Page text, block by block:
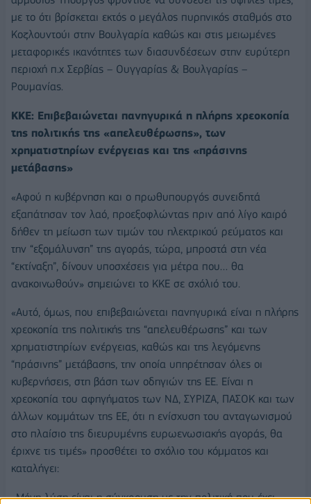
με το ότι βρίσκεται εκτός ο μεγάλος πυρηνικός σταθμός στο
Κοζλουντούι στην Βουλγαρία καθώς και στις μειωμένες
μεταφορικές ικανότητες των διασυνδέσεων στην ευρύτερη
περιοχή π.χ Σερβίας – Ουγγαρίας & Βουλγαρίας –
Ρουμανίας.
ΚΚΕ: Επιβεβαιώνεται πανηγυρικά η πλήρης χρεοκοπία
της πολιτικής της «απελευθέρωσης», των
χρηματιστηρίων ενέργειας και της «πράσινης
μετάβασης»
«Αφού η κυβέρνηση και ο πρωθυπουργός συνειδητά
εξαπάτησαν τον λαό, προεξοφλώντας πριν από λίγο καιρό
δήθεν τη μείωση των τιμών του ηλεκτρικού ρεύματος και
την “εξομάλυνση” της αγοράς, τώρα, μπροστά στη νέα
“εκτίναξη”, δίνουν υποσχέσεις για μέτρα που… θα
ανακοινωθούν» σημειώνει το ΚΚΕ σε σχόλιό του.
«Αυτό, όμως, που επιβεβαιώνεται πανηγυρικά είναι η πλήρης
χρεοκοπία της πολιτικής της “απελευθέρωσης” και των
χρηματιστηρίων ενέργειας, καθώς και της λεγόμενης
“πράσινης” μετάβασης, την οποία υπηρέτησαν όλες οι
κυβερνήσεις, στη βάση των οδηγιών της ΕΕ. Είναι η
χρεοκοπία του αφηγήματος των ΝΔ, ΣΥΡΙΖΑ, ΠΑΣΟΚ και των
άλλων κομμάτων της ΕΕ, ότι η ενίσχυση του ανταγωνισμού
στο πλαίσιο της διευρυμένης ευρωενωσιακής αγοράς, θα
έριχνε τις τιμές» προσθέτει το σχόλιο του κόμματος και
καταλήγει:
«Μόνη λύση είναι η σύγκρουση με την πολιτική που έχει